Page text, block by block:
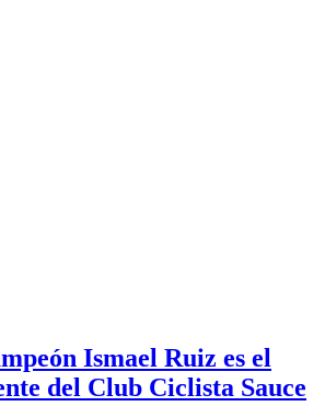
Ismael Ruiz es el
del Club Ciclista Sauce